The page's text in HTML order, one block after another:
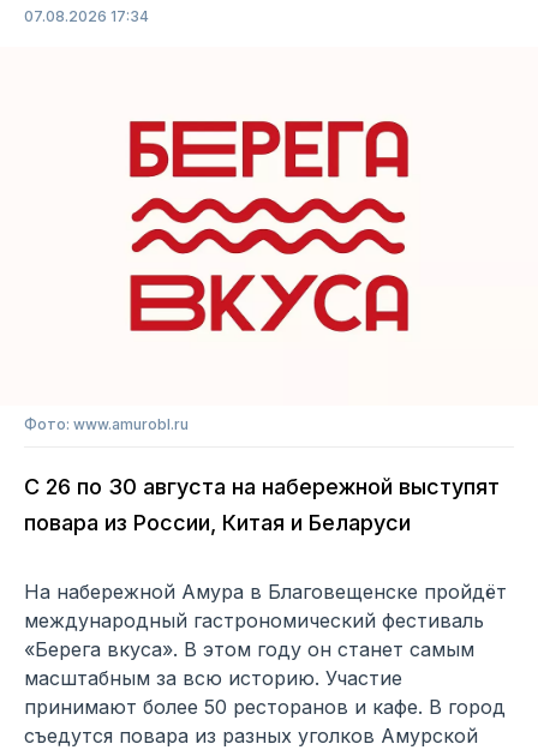
07.08.2026 17:34
Фото: www.amurobl.ru
С 26 по 30 августа на набережной выступят
повара из России, Китая и Беларуси
На набережной Амура в Благовещенске пройдёт
международный гастрономический фестиваль
«Берега вкуса». В этом году он станет самым
масштабным за всю историю. Участие
принимают более 50 ресторанов и кафе. В город
съедутся повара из разных уголков Амурской